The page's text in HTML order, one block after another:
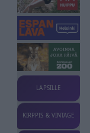
LAPSILLE
KIRPPIS & VINTAGE